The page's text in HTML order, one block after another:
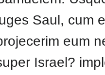
Saul, cum
eum
Israel?